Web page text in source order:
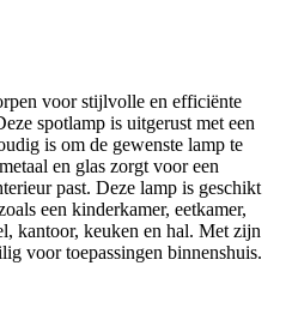
voor stijlvolle en efficiënte
spotlamp is uitgerust met een
is om de gewenste lamp te
en glas zorgt voor een
past. Deze lamp is geschikt
een kinderkamer, eetkamer,
kantoor, keuken en hal. Met zijn
voor toepassingen binnenshuis.